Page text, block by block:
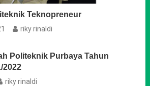
Teknopreneur
riky rinaldi
Politeknik Purbaya Tahun
2022
riky rinaldi